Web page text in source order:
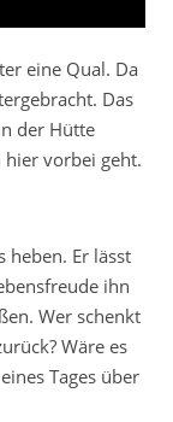
eine Qual. Da
Das
der Hütte
hier vorbei geht.
Er lässt
ihn
Wer schenkt
Wäre es
Tages über